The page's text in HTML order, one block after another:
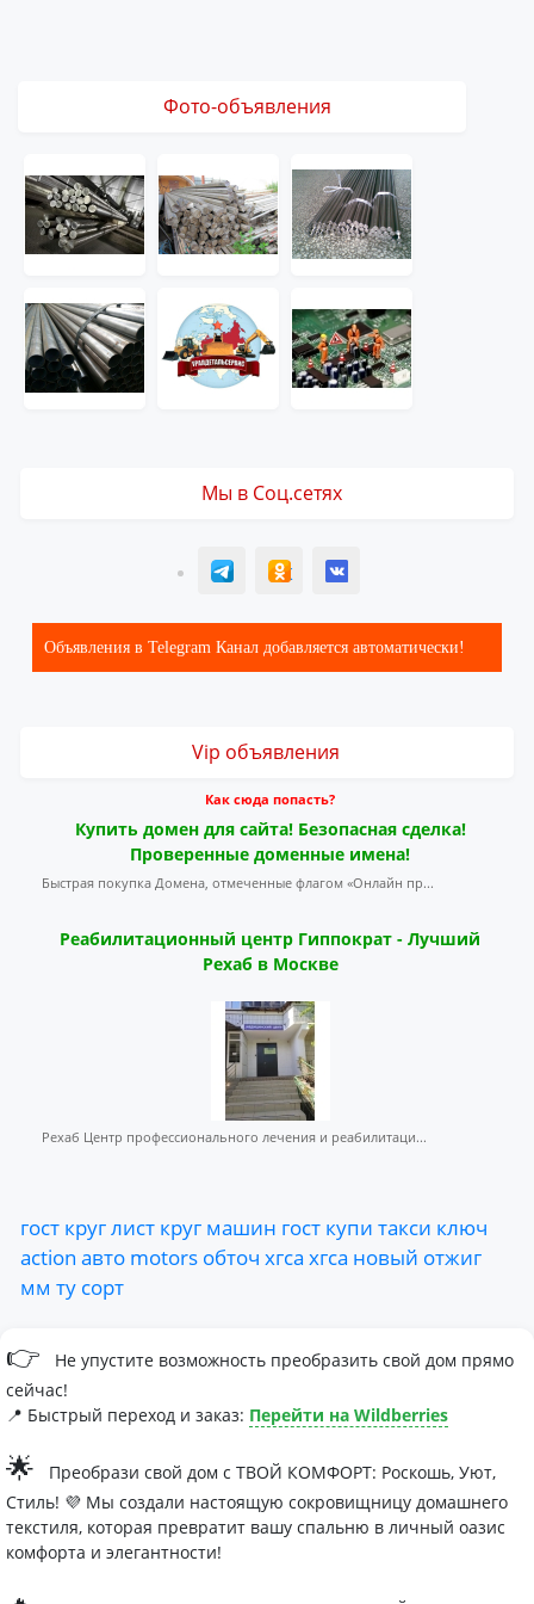
Фото-объявления
Мы в Соц.сетях
T ОК ВК
Объявления в Telegram Канал добавляется автоматически!
Vip объявления
Как сюда попасть?
Купить домен для сайта! Безопасная сделка!
Проверенные доменные имена!
Быстрая покупка Домена, отмеченные флагом «Онлайн пр...
Реабилитационный центр Гиппократ - Лучший
Рехаб в Москве
Рехаб Центр профессионального лечения и реабилитаци...
гост круглист круг машин гост купи такси ключ
action авто motors обточ хгса хгса новый отжиг
мм ту сорт
👉
Не упустите возможность преобразить свой дом прямо
сейчас!
📍 Быстрый переход и заказ: Перейти на Wildberries
🌟
Преобрази свой дом с ТВОЙ КОМФОРТ: Роскошь, Уют,
Стиль! 💜 Мы создали настоящую сокровищницу домашнего
текстиля, которая превратит вашу спальню в личный оазис
комфорта и элегантности!